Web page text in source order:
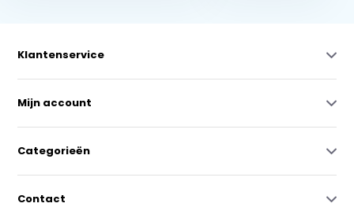
Klantenservice
Mijn account
Categorieën
Contact